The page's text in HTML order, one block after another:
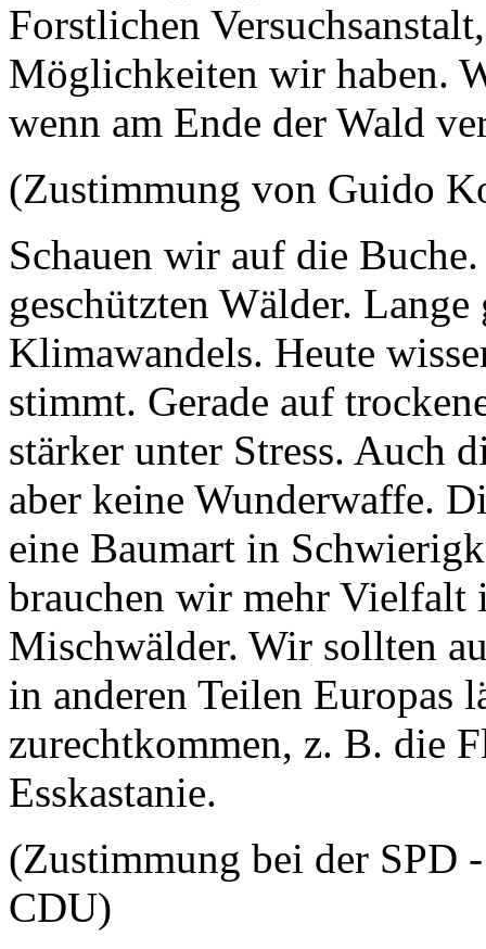
Forstlichen
Möglichkeiten wir haben.
wenn am Ende der Wald
(Zustimmung von Guido
Schauen wir auf die
geschützten Wälder.
Klimawandels. Heute
stimmt. Gerade auf
stärker unter Stress. Auch
aber keine Wunderwaffe.
eine Baumart in
brauchen wir mehr Vielfalt
Mischwälder. Wir sollten
in anderen Teilen Europas
zurechtkommen, z. B. die
Esskastanie.
(Zustimmung bei der SPD
CDU)